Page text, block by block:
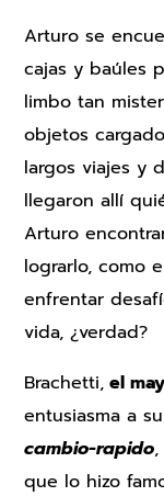
Arturo se
cajas y baúles
limbo tan
objetos
largos viajes y
llegaron allí
Arturo
lograrlo, como
enfrentar
vida, ¿verdad?
Brachetti, el
entusiasma a
cambio-rapido
que lo hizo